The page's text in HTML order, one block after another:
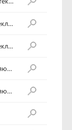
Левое стекло окна передней двери
Левое стекло окна передней двери
Направляющая передней двери
Направляющая передней двери